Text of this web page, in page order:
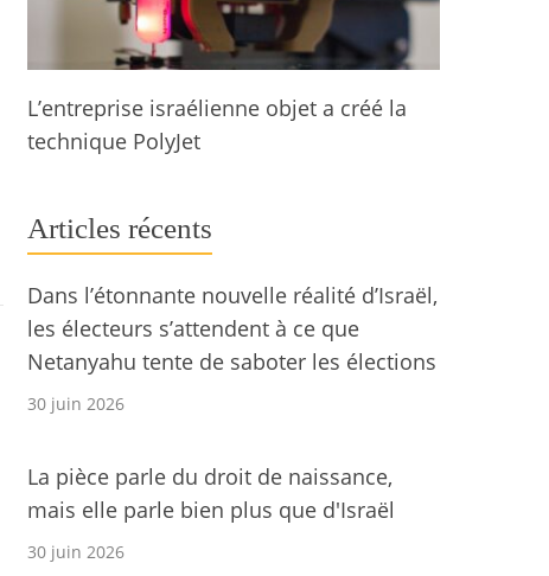
L’entreprise israélienne objet a créé la
technique PolyJet
Articles récents
Dans l’étonnante nouvelle réalité d’Israël,
les électeurs s’attendent à ce que
Netanyahu tente de saboter les élections
30 juin 2026
La pièce parle du droit de naissance,
mais elle parle bien plus que d'Israël
30 juin 2026